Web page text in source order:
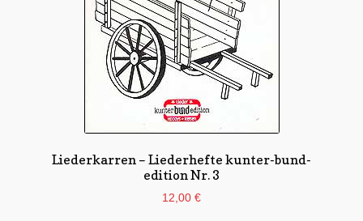
Liederkarren – Liederhefte kunter-bund-
edition Nr. 3
12,00 €